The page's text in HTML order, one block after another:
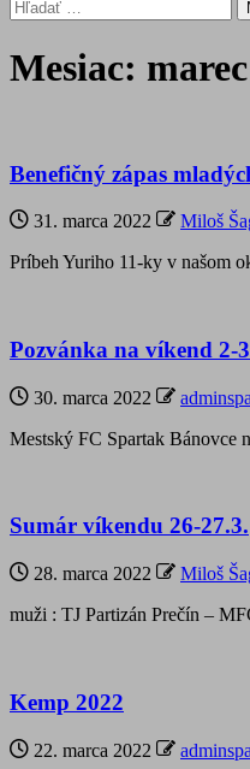
Hľadať:
Mesiac:
Benefičný zápas
31. marca 2022
Miloš
Príbeh Yuriho 11-ky v našom
Pozvánka na víkend 2-
30. marca 2022
Mestský FC Spartak Bánovce
Sumár víkendu 26-27.3.
28. marca 2022
Miloš
muži : TJ Partizán Prečín –
Kemp 2022
22. marca 2022